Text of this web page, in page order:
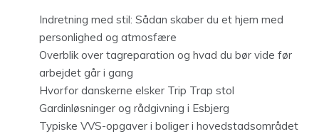
Indretning med stil: Sådan skaber du et hjem med
personlighed og atmosfære
Overblik over tagreparation og hvad du bør vide før
arbejdet går i gang
Hvorfor danskerne elsker Trip Trap stol
Gardinløsninger og rådgivning i Esbjerg
Typiske VVS-opgaver i boliger i hovedstadsområdet